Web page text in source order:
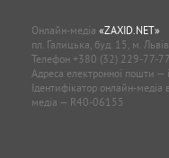
Онлайн-медіа «ZAXID.NET»
пл. Галицька, буд. 15, м.
Телефон +380 (32) 229-77-77
Адреса електронної пошти —
Ідентифікатор онлайн-медіа
медіа — R40-06155